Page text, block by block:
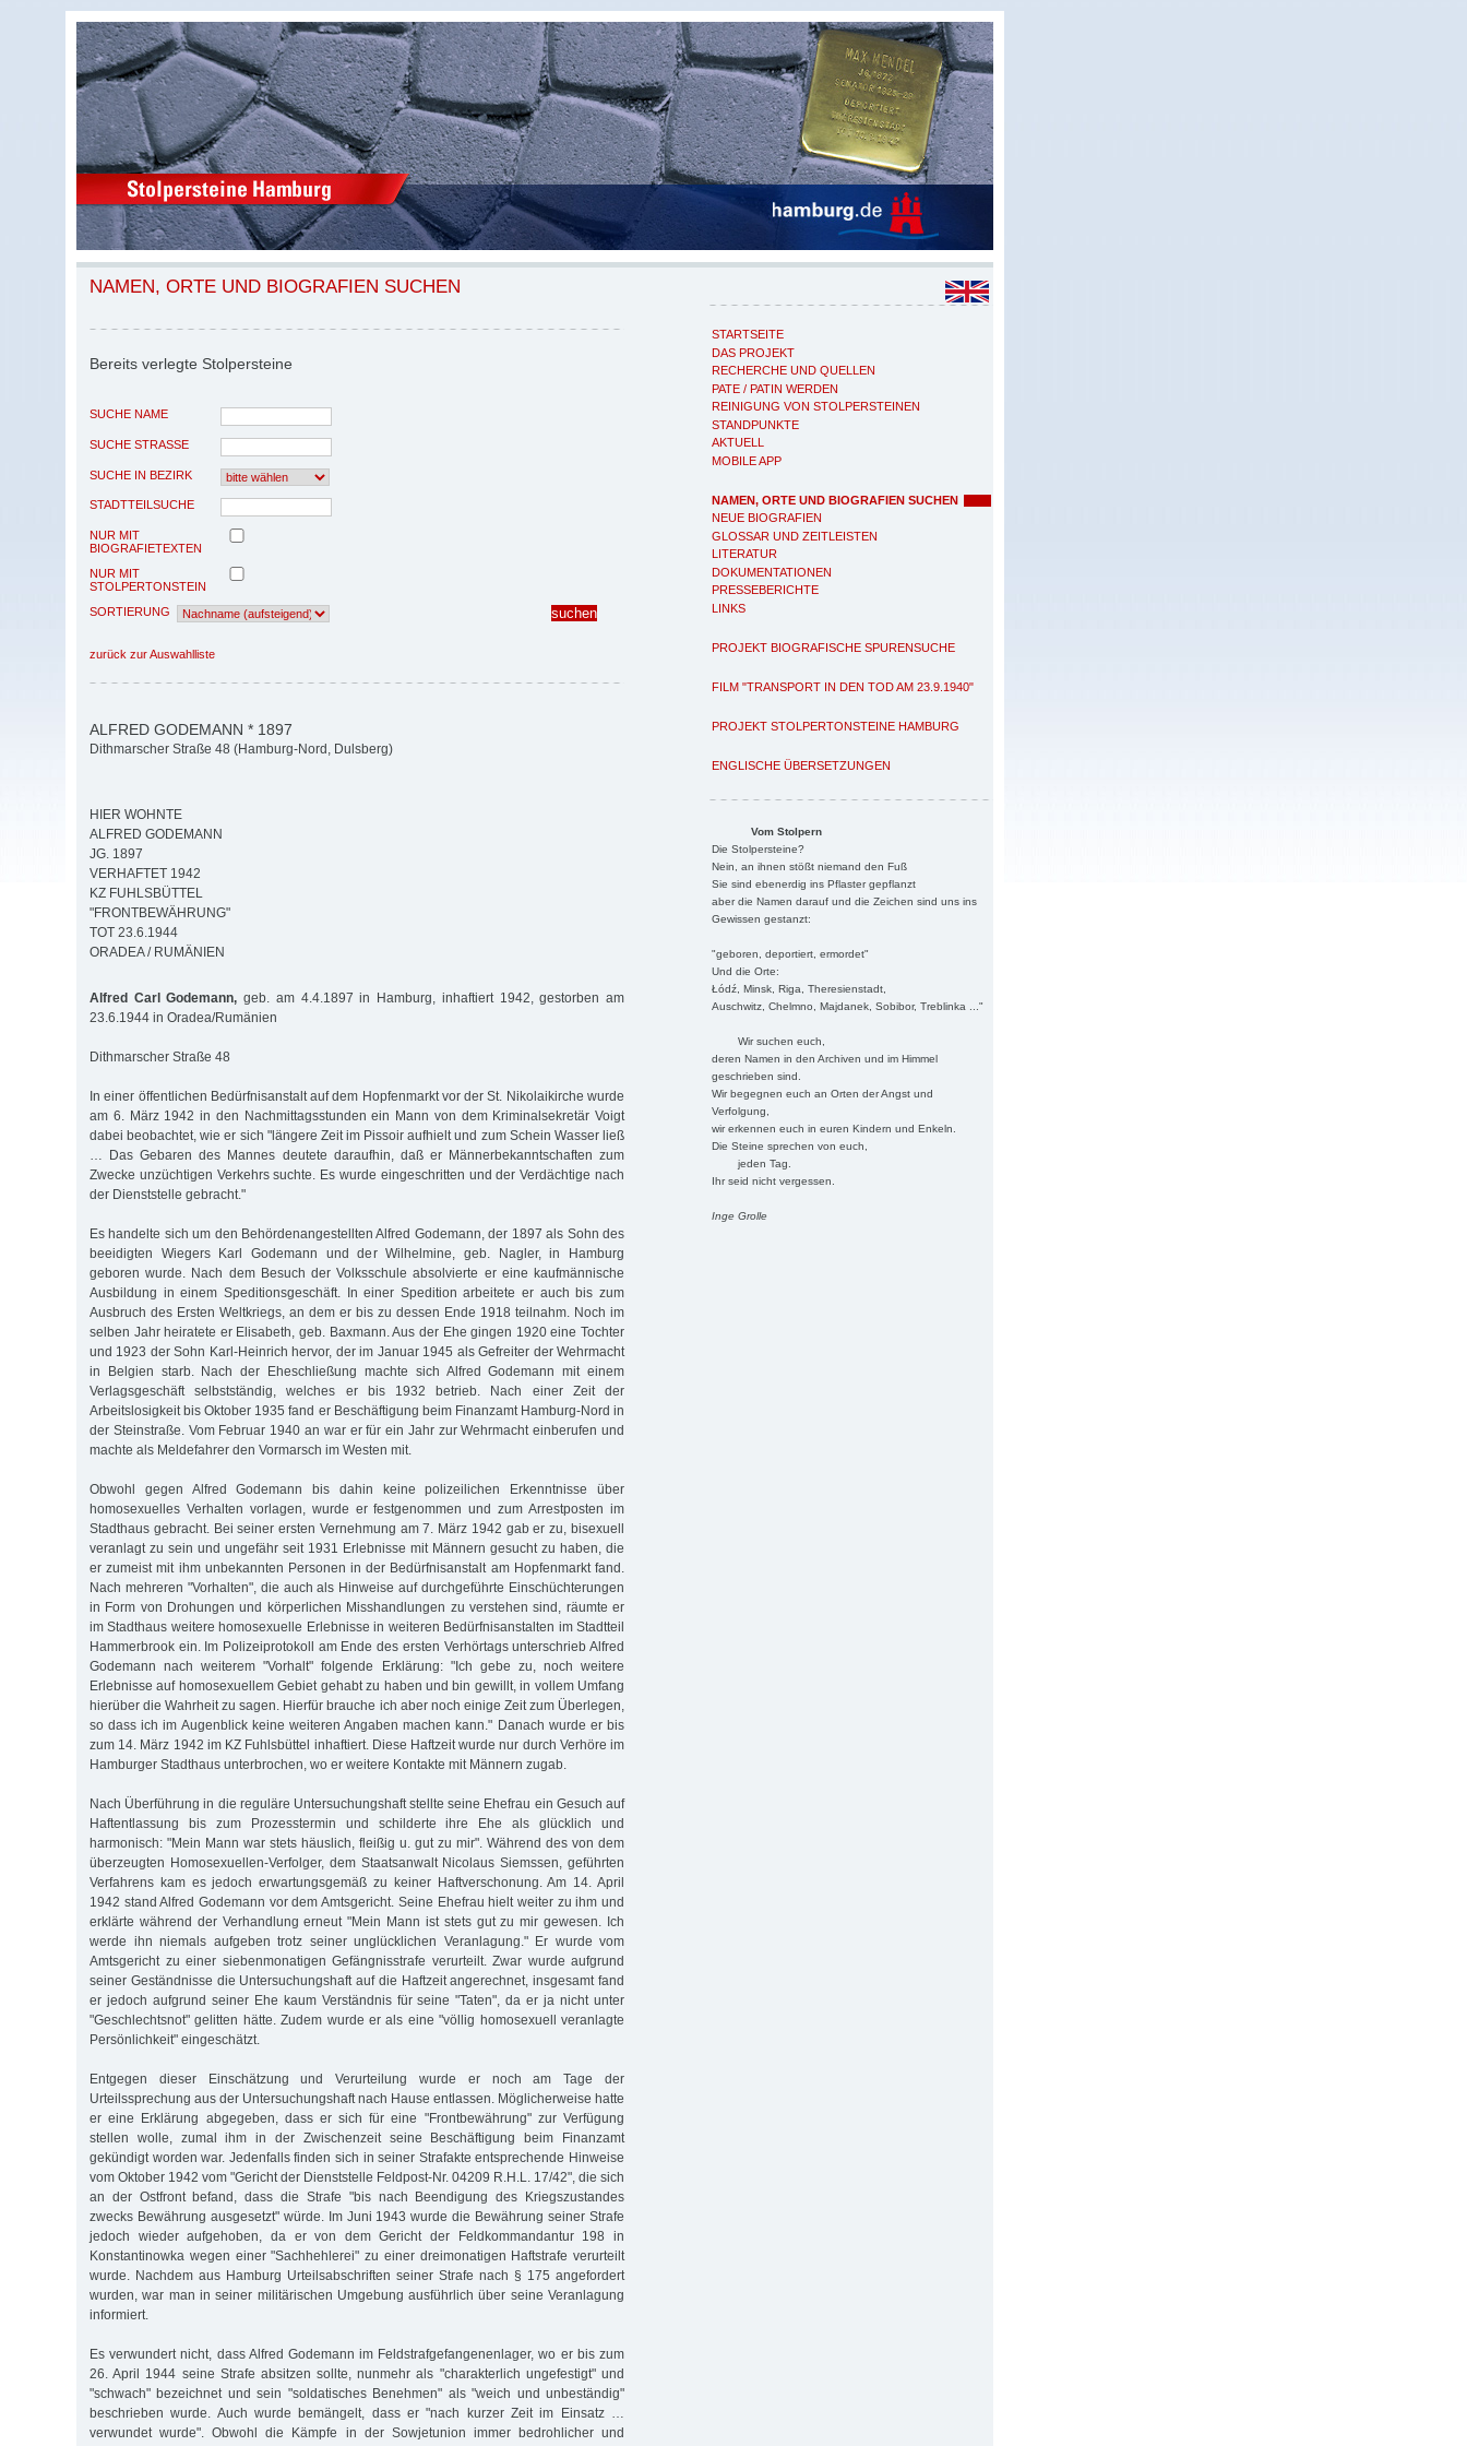
STARTSEITE
DAS PROJEKT
RECHERCHE UND QUELLEN
PATE / PATIN WERDEN
REINIGUNG VON STOLPERSTEINEN
STANDPUNKTE
AKTUELL
MOBILE APP
NAMEN, ORTE UND BIOGRAFIEN SUCHEN
NEUE BIOGRAFIEN
GLOSSAR UND ZEITLEISTEN
LITERATUR
DOKUMENTATIONEN
PRESSEBERICHTE
LINKS
PROJEKT BIOGRAFISCHE SPURENSUCHE
FILM "TRANSPORT IN DEN TOD AM 23.9.1940"
PROJEKT STOLPERTONSTEINE HAMBURG
ENGLISCHE ÜBERSETZUNGEN
Vom Stolpern
Die Stolpersteine?
Nein, an ihnen stößt niemand den Fuß
Sie sind ebenerdig ins Pflaster gepflanzt
aber die Namen darauf und die Zeichen sind uns ins
Gewissen gestanzt:
"geboren, deportiert, ermordet"
Und die Orte:
Łódź, Minsk, Riga, Theresienstadt,
Auschwitz, Chelmno, Majdanek, Sobibor, Treblinka ..."
Wir suchen euch,
deren Namen in den Archiven und im Himmel
geschrieben sind.
Wir begegnen euch an Orten der Angst und
Verfolgung,
wir erkennen euch in euren Kindern und Enkeln.
Die Steine sprechen von euch,
jeden Tag.
Ihr seid nicht vergessen.
Inge Grolle
NAMEN, ORTE UND BIOGRAFIEN SUCHEN
Bereits verlegte Stolpersteine
SUCHE NAME
SUCHE STRASSE
SUCHE IN BEZIRK
STADTTEILSUCHE
NUR MIT
BIOGRAFIETEXTEN
NUR MIT
STOLPERTONSTEIN
SORTIERUNG
zurück zur Auswahlliste
ALFRED GODEMANN * 1897
Dithmarscher Straße 48 (Hamburg-Nord, Dulsberg)
HIER WOHNTE
ALFRED GODEMANN
JG. 1897
VERHAFTET 1942
KZ FUHLSBÜTTEL
"FRONTBEWÄHRUNG"
TOT 23.6.1944
ORADEA / RUMÄNIEN
Alfred Carl Godemann, geb. am 4.4.1897 in Hamburg, inhaftiert 1942, gestorben am
23.6.1944 in Oradea/Rumänien
Dithmarscher Straße 48
In einer öffentlichen Bedürfnisanstalt auf dem Hopfenmarkt vor der St. Nikolaikirche wurde
am 6. März 1942 in den Nachmittagsstunden ein Mann von dem Kriminalsekretär Voigt
dabei beobachtet, wie er sich "längere Zeit im Pissoir aufhielt und zum Schein Wasser ließ
… Das Gebaren des Mannes deutete daraufhin, daß er Männerbekanntschaften zum
Zwecke unzüchtigen Verkehrs suchte. Es wurde eingeschritten und der Verdächtige nach
der Dienststelle gebracht."
Es handelte sich um den Behördenangestellten Alfred Godemann, der 1897 als Sohn des
beeidigten Wiegers Karl Godemann und der Wilhelmine, geb. Nagler, in Hamburg
geboren wurde. Nach dem Besuch der Volksschule absolvierte er eine kaufmännische
Ausbildung in einem Speditionsgeschäft. In einer Spedition arbeitete er auch bis zum
Ausbruch des Ersten Weltkriegs, an dem er bis zu dessen Ende 1918 teilnahm. Noch im
selben Jahr heiratete er Elisabeth, geb. Baxmann. Aus der Ehe gingen 1920 eine Tochter
und 1923 der Sohn Karl-Heinrich hervor, der im Januar 1945 als Gefreiter der Wehrmacht
in Belgien starb. Nach der Eheschließung machte sich Alfred Godemann mit einem
Verlagsgeschäft selbstständig, welches er bis 1932 betrieb. Nach einer Zeit der
Arbeitslosigkeit bis Oktober 1935 fand er Beschäftigung beim Finanzamt Hamburg-Nord in
der Steinstraße. Vom Februar 1940 an war er für ein Jahr zur Wehrmacht einberufen und
machte als Meldefahrer den Vormarsch im Westen mit.
Obwohl gegen Alfred Godemann bis dahin keine polizeilichen Erkenntnisse über
homosexuelles Verhalten vorlagen, wurde er festgenommen und zum Arrestposten im
Stadthaus gebracht. Bei seiner ersten Vernehmung am 7. März 1942 gab er zu, bisexuell
veranlagt zu sein und ungefähr seit 1931 Erlebnisse mit Männern gesucht zu haben, die
er zumeist mit ihm unbekannten Personen in der Bedürfnisanstalt am Hopfenmarkt fand.
Nach mehreren "Vorhalten", die auch als Hinweise auf durchgeführte Einschüchterungen
in Form von Drohungen und körperlichen Misshandlungen zu verstehen sind, räumte er
im Stadthaus weitere homosexuelle Erlebnisse in weiteren Bedürfnisanstalten im Stadtteil
Hammerbrook ein. Im Polizeiprotokoll am Ende des ersten Verhörtags unterschrieb Alfred
Godemann nach weiterem "Vorhalt" folgende Erklärung: "Ich gebe zu, noch weitere
Erlebnisse auf homosexuellem Gebiet gehabt zu haben und bin gewillt, in vollem Umfang
hierüber die Wahrheit zu sagen. Hierfür brauche ich aber noch einige Zeit zum Überlegen,
so dass ich im Augenblick keine weiteren Angaben machen kann." Danach wurde er bis
zum 14. März 1942 im KZ Fuhlsbüttel inhaftiert. Diese Haftzeit wurde nur durch Verhöre im
Hamburger Stadthaus unterbrochen, wo er weitere Kontakte mit Männern zugab.
Nach Überführung in die reguläre Untersuchungshaft stellte seine Ehefrau ein Gesuch auf
Haftentlassung bis zum Prozesstermin und schilderte ihre Ehe als glücklich und
harmonisch: "Mein Mann war stets häuslich, fleißig u. gut zu mir". Während des von dem
überzeugten Homosexuellen-Verfolger, dem Staatsanwalt Nicolaus Siemssen, geführten
Verfahrens kam es jedoch erwartungsgemäß zu keiner Haftverschonung. Am 14. April
1942 stand Alfred Godemann vor dem Amtsgericht. Seine Ehefrau hielt weiter zu ihm und
erklärte während der Verhandlung erneut "Mein Mann ist stets gut zu mir gewesen. Ich
werde ihn niemals aufgeben trotz seiner unglücklichen Veranlagung." Er wurde vom
Amtsgericht zu einer siebenmonatigen Gefängnisstrafe verurteilt. Zwar wurde aufgrund
seiner Geständnisse die Untersuchungshaft auf die Haftzeit angerechnet, insgesamt fand
er jedoch aufgrund seiner Ehe kaum Verständnis für seine "Taten", da er ja nicht unter
"Geschlechtsnot" gelitten hätte. Zudem wurde er als eine "völlig homosexuell veranlagte
Persönlichkeit" eingeschätzt.
Entgegen dieser Einschätzung und Verurteilung wurde er noch am Tage der
Urteilssprechung aus der Untersuchungshaft nach Hause entlassen. Möglicherweise hatte
er eine Erklärung abgegeben, dass er sich für eine "Frontbewährung" zur Verfügung
stellen wolle, zumal ihm in der Zwischenzeit seine Beschäftigung beim Finanzamt
gekündigt worden war. Jedenfalls finden sich in seiner Strafakte entsprechende Hinweise
vom Oktober 1942 vom "Gericht der Dienststelle Feldpost-Nr. 04209 R.H.L. 17/42", die sich
an der Ostfront befand, dass die Strafe "bis nach Beendigung des Kriegszustandes
zwecks Bewährung ausgesetzt" würde. Im Juni 1943 wurde die Bewährung seiner Strafe
jedoch wieder aufgehoben, da er von dem Gericht der Feldkommandantur 198 in
Konstantinowka wegen einer "Sachhehlerei" zu einer dreimonatigen Haftstrafe verurteilt
wurde. Nachdem aus Hamburg Urteilsabschriften seiner Strafe nach § 175 angefordert
wurden, war man in seiner militärischen Umgebung ausführlich über seine Veranlagung
informiert.
Es verwundert nicht, dass Alfred Godemann im Feldstrafgefangenenlager, wo er bis zum
26. April 1944 seine Strafe absitzen sollte, nunmehr als "charakterlich ungefestigt" und
"schwach" bezeichnet und sein "soldatisches Benehmen" als "weich und unbeständig"
beschrieben wurde. Auch wurde bemängelt, dass er "nach kurzer Zeit im Einsatz …
verwundet wurde". Obwohl die Kämpfe in der Sowjetunion immer bedrohlicher und